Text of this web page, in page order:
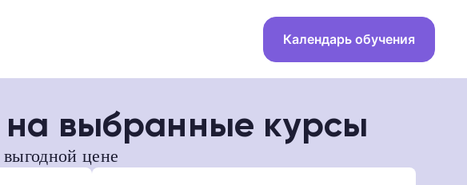
Скоро старт
Базовый тренинг EMDR/
Календарь обучения
на выбранные курсы
цене